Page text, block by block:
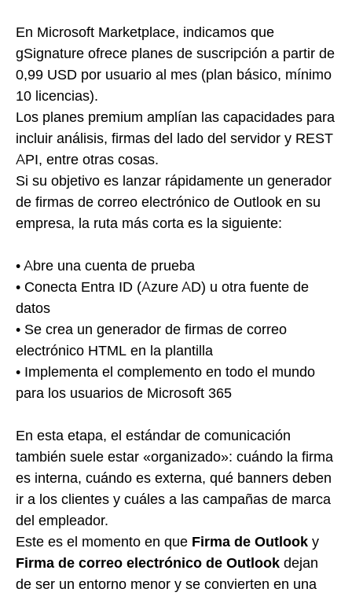
En Microsoft Marketplace, indicamos que
gSignature ofrece planes de suscripción a partir de
0,99 USD por usuario al mes (plan básico, mínimo
10 licencias).
Los planes premium amplían las capacidades para
incluir análisis, firmas del lado del servidor y REST
API, entre otras cosas.
Si su objetivo es lanzar rápidamente un generador
de firmas de correo electrónico de Outlook en su
empresa, la ruta más corta es la siguiente:
• Abre una cuenta de prueba
• Conecta Entra ID (Azure AD) u otra fuente de
datos
• Se crea un generador de firmas de correo
electrónico HTML en la plantilla
• Implementa el complemento en todo el mundo
para los usuarios de Microsoft 365
En esta etapa, el estándar de comunicación
también suele estar «organizado»: cuándo la firma
es interna, cuándo es externa, qué banners deben
ir a los clientes y cuáles a las campañas de marca
del empleador.
Este es el momento en que Firma de Outlook y
Firma de correo electrónico de Outlook dejan
de ser un entorno menor y se convierten en una